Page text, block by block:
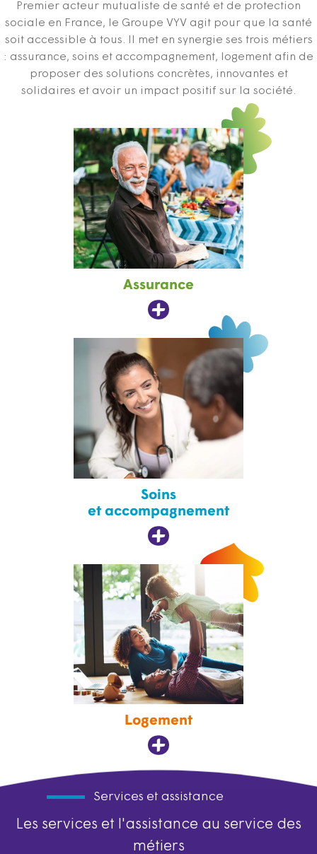
Premier acteur mutualiste de santé et de protection
sociale en France, le Groupe VYV agit pour que la santé
soit accessible à tous. Il met en synergie ses trois métiers
: assurance, soins et accompagnement, logement afin de
proposer des solutions concrètes, innovantes et
solidaires et avoir un impact positif sur la société.
Assurance
Soins
et accompagnement
Logement
Services et assistance
Les services et l'assistance au service des
métiers